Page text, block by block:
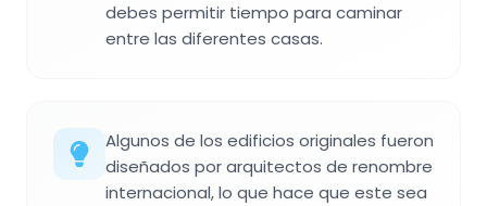
debes permitir tiempo para caminar
entre las diferentes casas.
Algunos de los edificios originales fueron
diseñados por arquitectos de renombre
internacional, lo que hace que este sea